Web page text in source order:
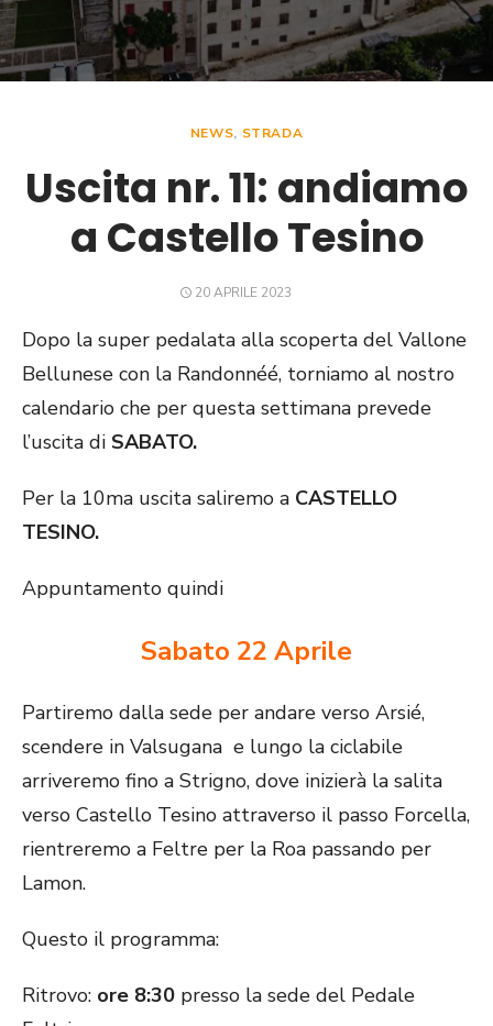
NEWS, STRADA
Uscita nr. 11: andiamo
a Castello Tesino
POSTED
20 APRILE 2023
Dopo la super pedalata alla scoperta del Vallone
Bellunese con la Randonnéé, torniamo al nostro
calendario che per questa settimana prevede
l’uscita di SABATO.
Per la 10ma uscita saliremo a CASTELLO
TESINO.
Appuntamento quindi
Sabato 22 Aprile
Partiremo dalla sede per andare verso Arsié,
scendere in Valsugana e lungo la ciclabile
arriveremo fino a Strigno, dove inizierà la salita
verso Castello Tesino attraverso il passo Forcella,
rientreremo a Feltre per la Roa passando per
Lamon.
Questo il programma:
Ritrovo: ore 8:30 presso la sede del Pedale